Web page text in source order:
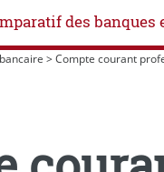
des banques
>Compte courant